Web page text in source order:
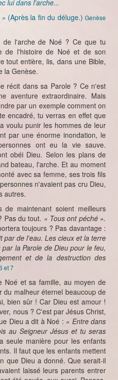
lui dans l'arche...
(Après la fin du déluge.) Genèse
de l'arche de Noé ? Ce que tu
de l'histoire de Noé et de son
tout entière, lis, dans une Bible,
la Genèse.
récit dans sa Parole ? Ce n'est
aventure extraordinaire. Mais
par un exemple comment on
encadré, tu verras en effet que
voulu punir les hommes de leur
par une énorme inondation, le
ont eu la vie sauve.
obéi Dieu. Selon les plans de
bateau, l'arche. Et au moment
avec sa femme, ses trois fils
n'avaient pas cru Dieu,
autres.
de maintenant soient meilleurs
Pas du tout. « Tous ont péché ».
toujours ? Pas davantage :
par de l'eau. Les cieux et la terre
la Parole de Dieu pour le feu,
et de la destruction des
et 7
Noé et sa famille, au moyen de
du malheur éternel beaucoup de
bien sûr ! Car Dieu est amour !
nous ? C'est par Jésus Christ,
Dieu a dit à Noé : « Entre dans
au Seigneur Jésus et tu seras
seule manière pour les enfants
Il faut que les enfants mettent
que Dieu a donné. Que serait-il
laissé leurs parents entrer